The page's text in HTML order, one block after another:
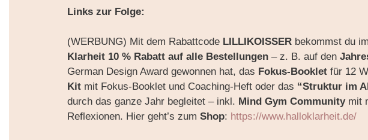
Links zur Folge:
(WERBUNG) Mit dem Rabattcode LILLIKOISSER bekommst du
Klarheit 10 % Rabatt auf alle Bestellungen – z. B. auf den
German Design Award gewonnen hat, das Fokus-Bookletfür 12
Kit mit Fokus-Booklet und Coaching-Heft oder das “Struktur im
durch das ganze Jahr begleitet – inkl. Mind Gym Community mit
Reflexionen. Hier geht’s zumShop: https://www.halloklarheit.de/